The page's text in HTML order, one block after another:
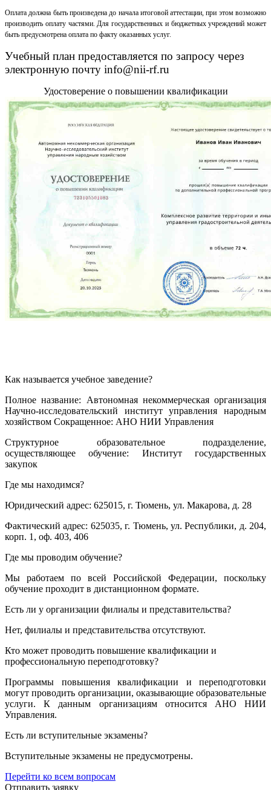
Оплата должна быть произведена до начала итоговой аттестации, при этом возможно
производить оплату частями. Для государственных и бюджетных учреждений может
быть предусмотрена оплата по факту оказанных услуг.
Учебный план предоставляется по запросу через
электронную почту info@nii-rf.ru
Удостоверение о повышении квалификации
Как называется учебное заведение?
Полное название: Автономная некоммерческая организация
Научно-исследовательский институт управления народным
хозяйством Сокращенное: АНО НИИ Управления
Структурное образовательное подразделение,
осуществляющее обучение: Институт государственных
закупок
Где мы находимся?
Юридический адрес: 625015, г. Тюмень, ул. Макарова, д. 28
Фактический адрес: 625035, г. Тюмень, ул. Республики, д. 204,
корп. 1, оф. 403, 406
Где мы проводим обучение?
Мы работаем по всей Российской Федерации, поскольку
обучение проходит в дистанционном формате.
Есть ли у организации филиалы и представительства?
Нет, филиалы и представительства отсутствуют.
Кто может проводить повышение квалификации и
профессиональную переподготовку?
Программы повышения квалификации и переподготовки
могут проводить организации, оказывающие образовательные
услуги. К данным организациям относится АНО НИИ
Управления.
Есть ли вступительные экзамены?
Вступительные экзамены не предусмотрены.
Перейти ко всем вопросам
Отправить заявку